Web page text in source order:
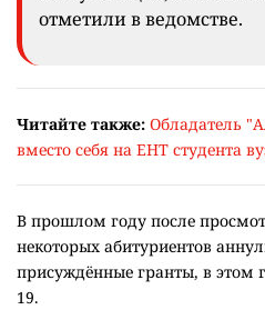
отметили в ведомстве.
Читайте также: Обладатель
вместо себя на ЕНТ студента
В прошлом году после
некоторых абитуриентов
присуждённые гранты, в этом
19.